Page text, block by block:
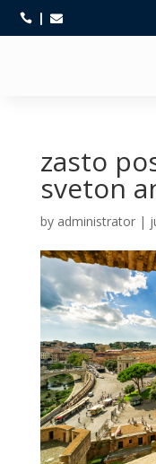
 
zasto
sveton
by administrator|